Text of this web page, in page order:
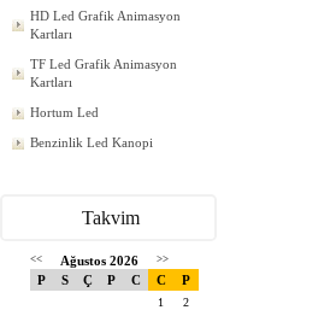
HD Led Grafik Animasyon
Kartları
TF Led Grafik Animasyon
Kartları
Hortum Led
Benzinlik Led Kanopi
Takvim
<< Ağustos 2026 >>
P S Ç P C C P
1
2